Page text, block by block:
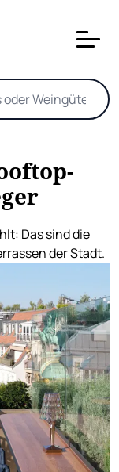
Das sind die
der Stadt.